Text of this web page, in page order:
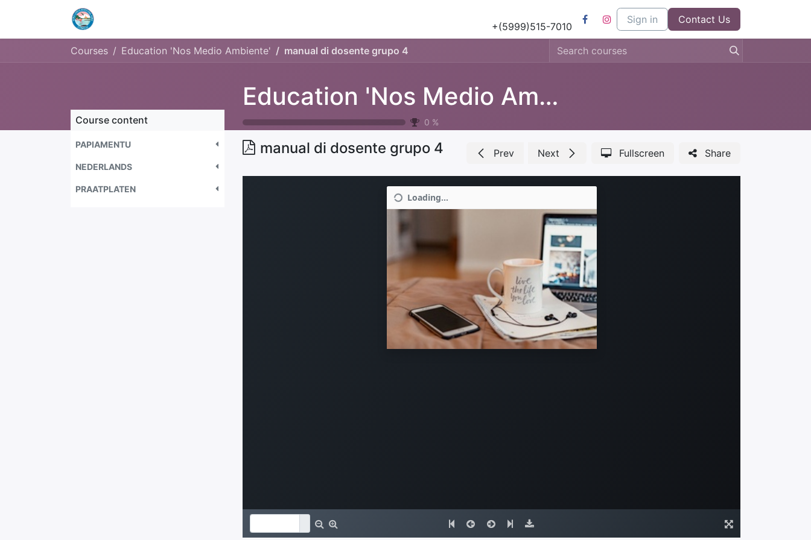
Lesmateriaal Kom bij ons werken Contact us
+(5999)515-7010
Sign in Contact Us
Courses Education 'Nos Medio Ambiente' manual di dosente grupo 4
Education 'Nos Medio Ambiente'
0 %
Course content
PAPIAMENTU
NEDERLANDS
PRAATPLATEN
manual di dosente grupo 4 Prev Next Fullscreen Share